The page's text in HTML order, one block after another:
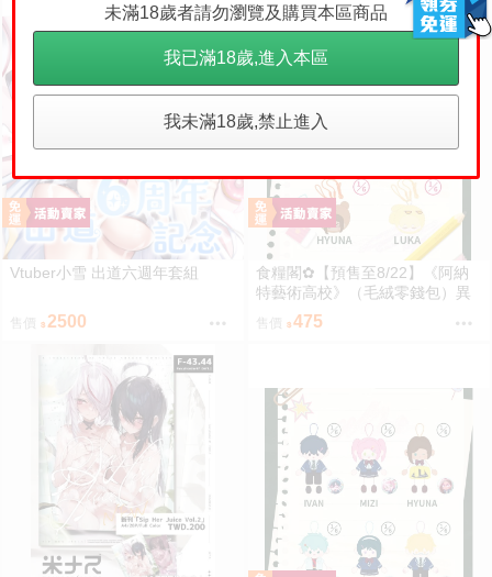
Vtuber小雪 出道六週年套組
2500
食糧閣✿【預售至8/22】《阿納
特藝術高校》（毛絨零錢包）異
形舞臺／異形舞台／阿納特藝術
高校／ALIENSTAGE／Till／Ivan
475
未滿18歲者請勿瀏覽及購買本區商品
我已滿18歲,進入本區
我未滿18歲,禁止進入